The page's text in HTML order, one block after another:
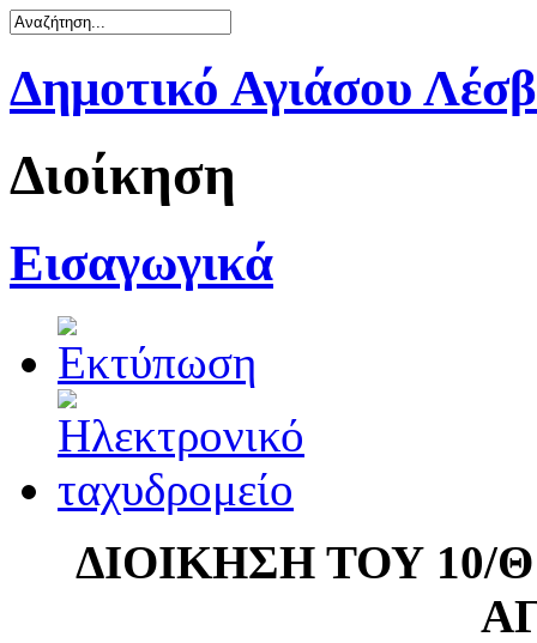
Δημοτικό Αγιάσου
Διοίκηση
Εισαγωγικά
ΔΙΟΙΚΗΣΗ ΤΟΥ